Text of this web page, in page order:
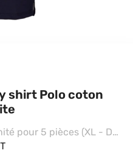
shirt Polo coton
Prix à l'unité pour 5 pièces (XL - Deep Burgundy/white)